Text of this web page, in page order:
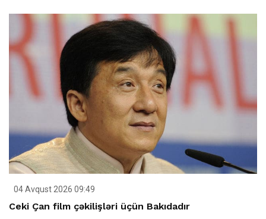
04 Avqust 2026 09:49
Ceki Çan film çəkilişləri üçün Bakıdadır